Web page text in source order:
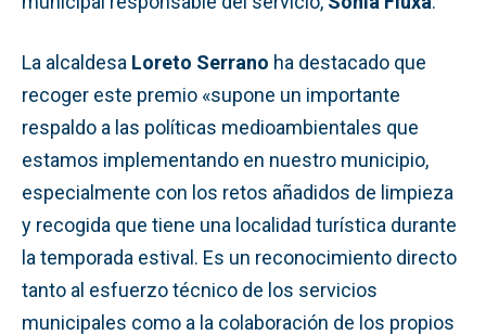
La alcaldesa Loreto Serrano ha destacado que
recoger este premio «supone un importante
respaldo a las políticas medioambientales que
estamos implementando en nuestro municipio,
especialmente con los retos añadidos de limpieza
y recogida que tiene una localidad turística durante
la temporada estival. Es un reconocimiento directo
tanto al esfuerzo técnico de los servicios
municipales como a la colaboración de los propios